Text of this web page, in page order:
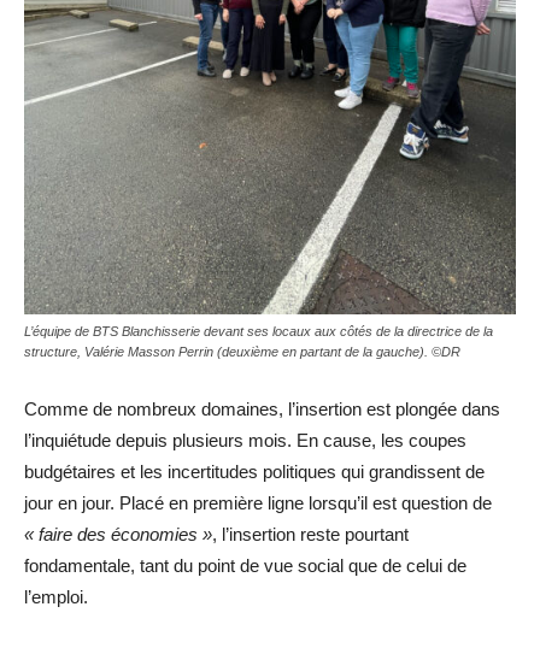
L’équipe de BTS Blanchisserie devant ses locaux aux côtés de la directrice de la
structure, Valérie Masson Perrin (deuxième en partant de la gauche). ©DR
Comme de nombreux domaines, l’insertion est plongée dans
l’inquiétude depuis plusieurs mois. En cause, les coupes
budgétaires et les incertitudes politiques qui grandissent de
jour en jour. Placé en première ligne lorsqu’il est question de
« faire des économies », l’insertion reste pourtant
fondamentale, tant du point de vue social que de celui de
l’emploi.